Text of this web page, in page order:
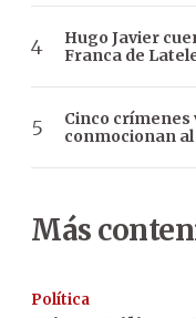
Hugo Javier
Franca de
Cinco
conmocionan al
Más
Política